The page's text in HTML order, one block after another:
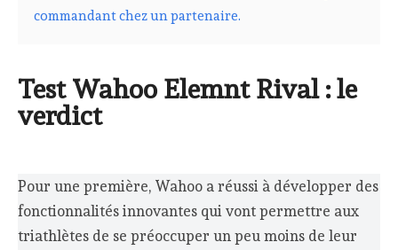
commandant chez un partenaire.
Test Wahoo Elemnt Rival : le
verdict
Pour une première, Wahoo a réussi à développer des
fonctionnalités innovantes qui vont permettre aux
triathlètes de se préoccuper un peu moins de leur